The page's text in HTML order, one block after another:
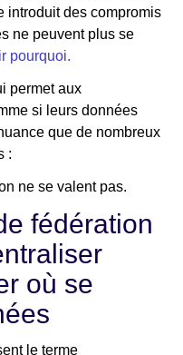
introduit des compromis
ne peuvent plus se
pourquoi.
permet aux
si leurs données
que de nombreux
:
ne se valent pas.
fédération
où se
le terme